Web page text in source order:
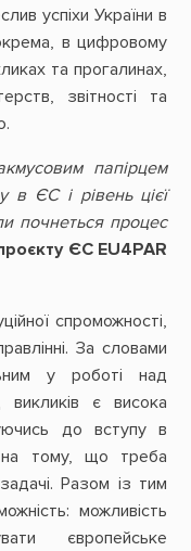
успіхи України в
в цифровому
та прогалинах,
звітності та
папірцем
в ЄС і рівень цієї
почнеться процес
ЄС EU4PAR
спроможності,
За словами
у роботі над
є висока
до вступу в
на тому, що треба
Разом із тим
можливість
європейське